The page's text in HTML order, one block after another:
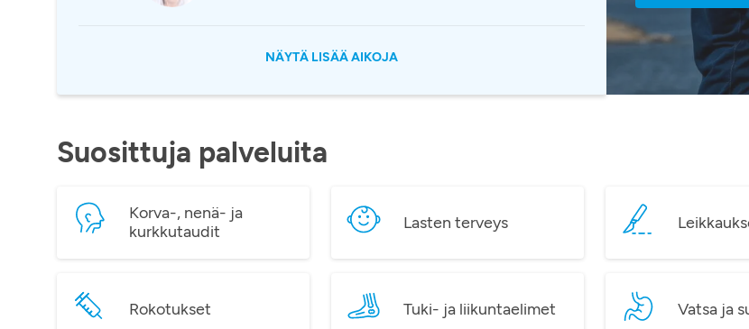
NÄYTÄ LISÄÄ AIKOJA
Suosittuja palveluita
Korva-, nenä- ja
kurkkutaudit
Lasten terveys
Rokotukset Tuki- ja liikuntaelimet Vatsa ja